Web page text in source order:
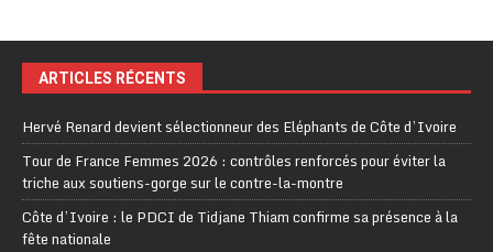
ARTICLES RÉCENTS
Hervé Renard devient sélectionneur des Eléphants de Côte d’Ivoire
Tour de France Femmes 2026 : contrôles renforcés pour éviter la
triche aux soutiens-gorge sur le contre-la-montre
Côte d’Ivoire : le PDCI de Tidjane Thiam confirme sa présence à la
fête nationale